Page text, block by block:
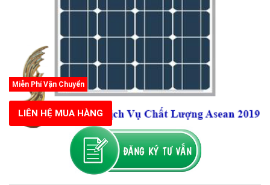
Miễn Phí Vận Chuyển
LIÊN HỆ MUA HÀNG